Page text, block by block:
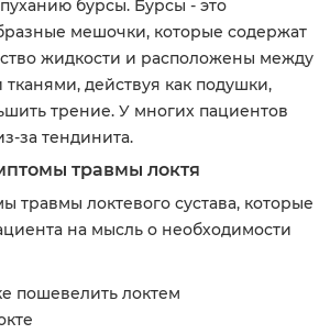
бурсы. Бурсы - это
мешочки, которые содержат
жидкости и расположены между
действуя как подушки,
трение. У многих пациентов
за тендинита.
травмы локтя
травмы локтевого сустава, которые
на мысль о необходимости
пошевелить локтем